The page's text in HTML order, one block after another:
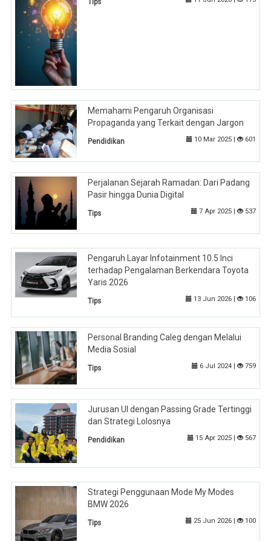
Tips
Memahami Pengaruh Organisasi
Propaganda yang Terkait dengan Jargon
Pendidikan 10 Mar 2025 | 601
Perjalanan Sejarah Ramadan: Dari Padang
Pasir hingga Dunia Digital
Tips 7 Apr 2025 | 537
Pengaruh Layar Infotainment 10.5 Inci
terhadap Pengalaman Berkendara Toyota
Yaris 2026
Tips 13 Jun 2026 | 106
Personal Branding Caleg dengan Melalui
Media Sosial
Tips 6 Jul 2024 | 759
Jurusan UI dengan Passing Grade Tertinggi
dan Strategi Lolosnya
Pendidikan 15 Apr 2025 | 567
Strategi Penggunaan Mode My Modes
BMW 2026
Tips 25 Jun 2026 | 100